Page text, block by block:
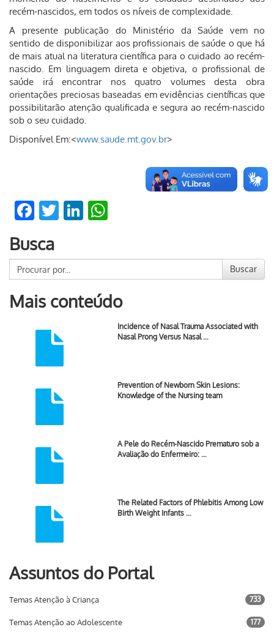
recém-nascidos, em todos os níveis de complexidade.
A presente publicação do Ministério da Saúde vem no
sentido de disponibilizar aos profissionais de saúde o que há
de mais atual na literatura científica para o cuidado ao recém-
nascido. Em linguagem direta e objetiva, o profissional de
saúde irá encontrar nos quatro volumes desta obra
orientações preciosas baseadas em evidências científicas que
possibilitarão atenção qualificada e segura ao recém-nascido
sob o seu cuidado.
Disponível Em:<www.saude.mt.gov.br>
Facebook
TwitterLinkedIn
Busca
Buscar
Mais conteúdo
Incidence of Nasal Trauma Associated with
Nasal Prong Versus Nasal …
Prevention of Newborn Skin Lesions:
Knowledge of the Nursing team
A Pele do Recém-Nascido Prematuro sob a
Avaliação do Enfermeiro: …
The Related Factors of Phlebitis Among Low
Birth Weight Infants …
Assuntos do Portal
Temas Atenção à Criança 733
Temas Atenção ao Adolescente 177